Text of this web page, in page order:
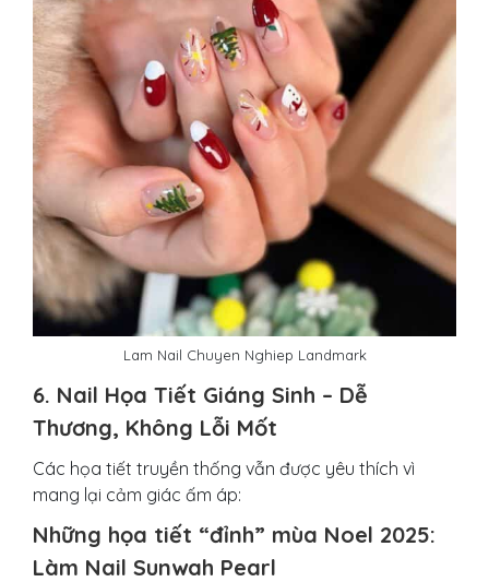
Lam Nail Chuyen Nghiep Landmark
6. Nail Họa Tiết Giáng Sinh – Dễ
Thương, Không Lỗi Mốt
Các họa tiết truyền thống vẫn được yêu thích vì
mang lại cảm giác ấm áp:
Những họa tiết “đỉnh” mùa Noel 2025:
Làm Nail Sunwah Pearl